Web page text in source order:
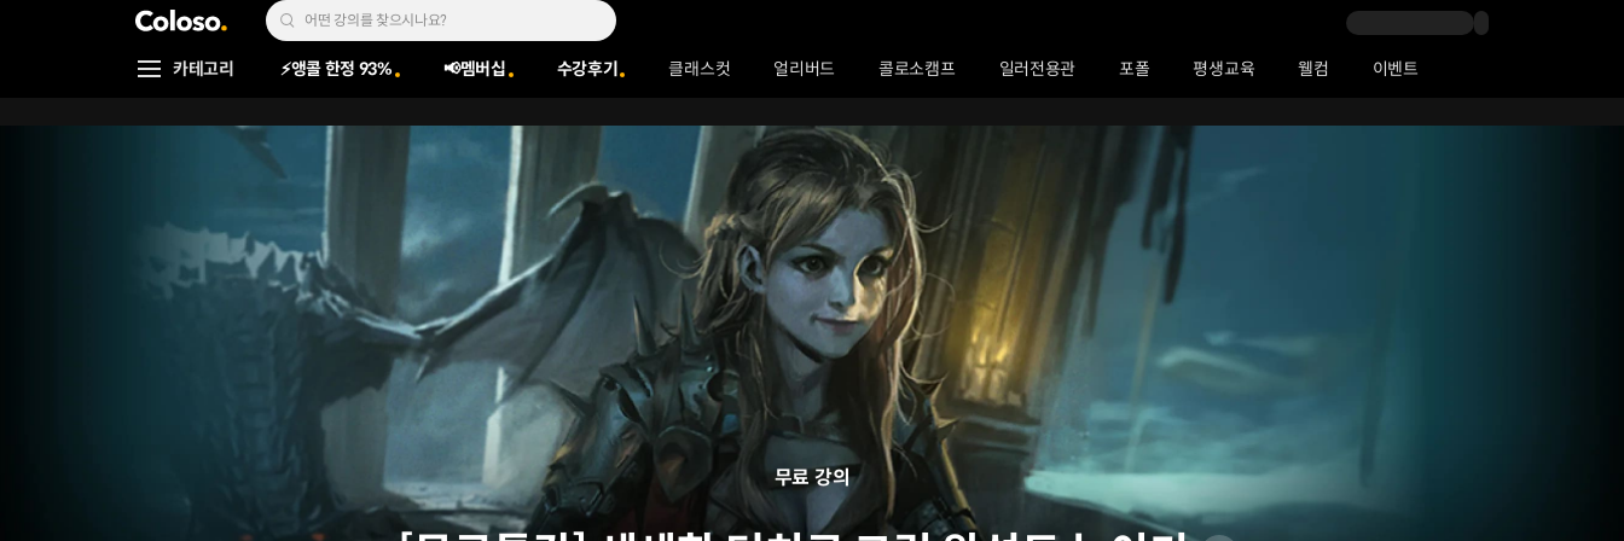
콜로소
Search Input
Coloso Menu
카테고리 ⚡앵콜 한정 93% 📢멤버십 수강후기 클래스컷 얼리버드 콜로소캠프 일러전용관 포폴 평생교육 웰컴 이벤트
무료 강의